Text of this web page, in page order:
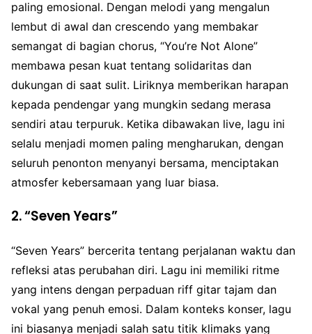
paling emosional. Dengan melodi yang mengalun
lembut di awal dan crescendo yang membakar
semangat di bagian chorus, “You’re Not Alone”
membawa pesan kuat tentang solidaritas dan
dukungan di saat sulit. Liriknya memberikan harapan
kepada pendengar yang mungkin sedang merasa
sendiri atau terpuruk. Ketika dibawakan live, lagu ini
selalu menjadi momen paling mengharukan, dengan
seluruh penonton menyanyi bersama, menciptakan
atmosfer kebersamaan yang luar biasa.
2.“Seven Years”
“Seven Years” bercerita tentang perjalanan waktu dan
refleksi atas perubahan diri. Lagu ini memiliki ritme
yang intens dengan perpaduan riff gitar tajam dan
vokal yang penuh emosi. Dalam konteks konser, lagu
ini biasanya menjadi salah satu titik klimaks yang